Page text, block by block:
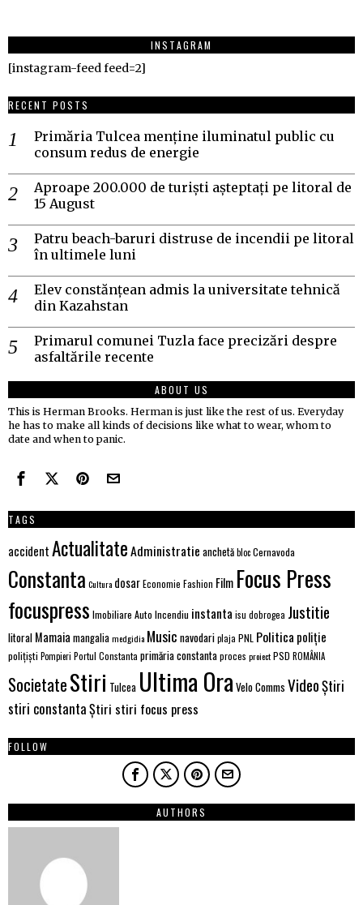
INSTAGRAM
[instagram-feed feed=2]
RECENT POSTS
Primăria Tulcea menține iluminatul public cu
consum redus de energie
Aproape 200.000 de turiști așteptați pe litoral de
15 August
Patru beach-baruri distruse de incendii pe litoral
în ultimele luni
Elev constănțean admis la universitate tehnică
din Kazahstan
Primarul comunei Tuzla face precizări despre
asfaltările recente
ABOUT US
This is Herman Brooks. Herman is just like the rest of us. Everyday
he has to make all kinds of decisions like what to wear, whom to
date and when to panic.
TAGS
accidentActualitateAdministratie anchetăblocCernavoda
Constanta Cultura dosarEconomie Fashion Film Focus Press
focuspress Imobiliare Auto Incendiu instanta isu dobrogea Justitie
litoral Mamaia mangaliamedgidia Music navodariplaja PNL Politica poliție
polițiști Pompieri Portul Constanta primăria constantaproces proiectPSD ROMÂNIA
SocietateStiri Tulcea Ultima Ora Velo Comms VideoȘtiri
stiri constantaȘtiri stiri focus press
FOLLOW
AUTHORS